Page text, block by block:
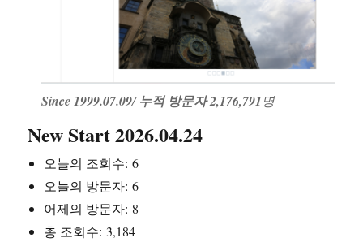
Since 1999.07.09/누적 방문자 2,176,791명
New Start 2026.04.24
오늘의 조회수:6
오늘의 방문자:6
어제의 방문자: 8
총 조회수: 3,184